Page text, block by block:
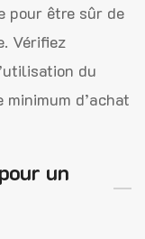
pour être sûr de
Vérifiez
du
d’achat
un